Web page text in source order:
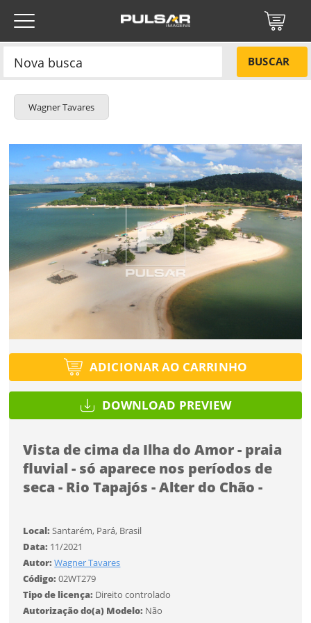
BUSCAR
Wagner Tavares
ADICIONAR AO CARRINHO
DOWNLOAD PREVIEW
Vista de cima da Ilha do Amor - praia
fluvial - só aparece nos períodos de
seca - Rio Tapajós - Alter do Chão -
Local:Santarém, Pará, Brasil
Data: 11/2021
Autor:Wagner Tavares
Código:02WT279
Tipo de licença: Direito controlado
Autorização do(a) Modelo: Não
Título do projeto
Selecione
Utilização
Formato
Tamanho
Título do projeto
Tipo de projeto
Utilização
Formato
Tamanho
ENTRAR
Você ainda não tem conta?
CADASTRE-SE
ENTRAR
ENVIAR
Protegido por reCAPTCHA —Privacidade·Termos
NÃO
SIM
Título do projeto
Selecione
Formato
Tamanho
Tamanho PR$ 57,00
Tamanho MR$ 114,00
R$ 171,00